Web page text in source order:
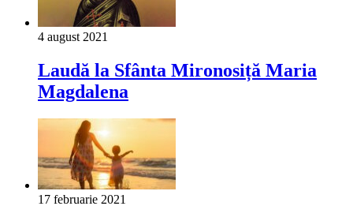
4 august 2021
Laudă la Sfânta Mironosiță Maria
Magdalena
17 februarie 2021